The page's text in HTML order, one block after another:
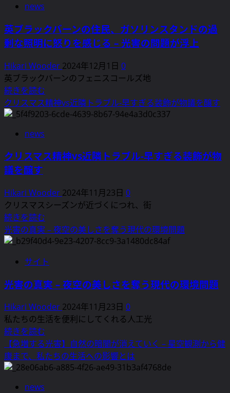
ら
に
読
い
て
さ
ら
に
む
夜、
街
が
郊
外
を
照
に
て
さ
に
読
ド
シ
ャ
ー
の
い
夜
る
ン
テ
ィ
ア
た
ち
国
賞
を
受
賞
に
つ
news
英ブラックバーンの住民、ガソリンスタンドの過
剰な照明に怒りを感じる – 光害の問題が浮上
Hikari Wooder 2024年12月1日 0
英ブラックバーンのフェニスコールズ地
続きを読む
ブ
ラ
バ
ー
の
住
ガ
ソ
ン
タ
ド
の
過
剰
な
照
クリスマス精神vs近隣トラブル-早すぎる装飾が物議を醸す
news
クリスマス精神vs近隣トラブル-早すぎる装飾が物
議を醸す
Hikari Wooder 2024年11月23日 0
クリスマスシーズンが近づくにつれ、街
続きを読む
リ
ス
ス
精
神
vs
近
隣
ト
ラ
ブ
光害の真実 – 夜空の美しさを奪う現代の環境問題
サイト
光害の真実 – 夜空の美しさを奪う現代の環境問題
Hikari Wooder 2024年11月23日 0
私たちの生活を便利にしてくれる人工光
続きを読む
害
の
真
【急増する光害】自然の暗闇が消えていく – 星空観測から健
康まで、私たちの生活への影響とは
news